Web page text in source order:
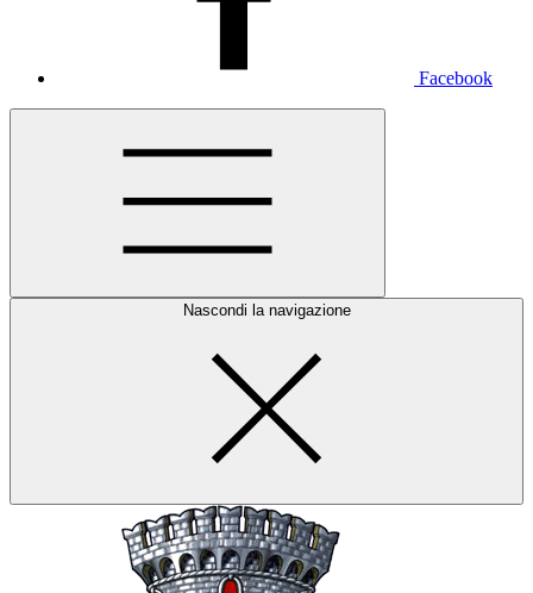
Facebook
Nascondi la navigazione